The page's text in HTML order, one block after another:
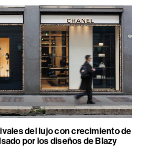
del lujo con crecimiento de
por los diseños de Blazy